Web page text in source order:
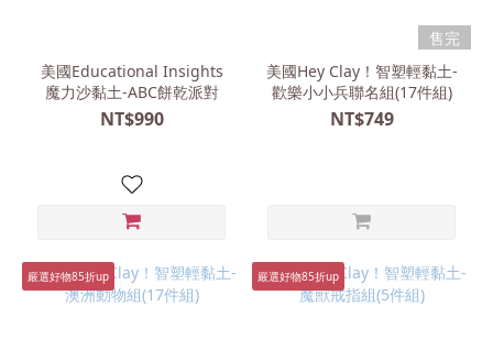
美國Educational Insights
魔力沙黏土-ABC餅乾派對
NT$990
售完
美國Hey Clay！智塑輕黏土-
歡樂小小兵聯名組(17件組)
NT$749
嚴選好物85折up 嚴選好物85折up